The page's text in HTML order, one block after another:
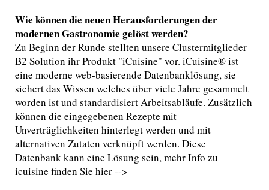
Wie können die neuen Herausforderungen der
modernen Gastronomie gelöst werden?
Zu Beginn der Runde stellten unsere Clustermitglieder
B2 Solution ihr Produkt "iCuisine" vor. iCuisine® ist
eine moderne web-basierende Datenbanklösung, sie
sichert das Wissen welches über viele Jahre gesammelt
worden ist und standardisiert Arbeitsabläufe. Zusätzlich
können die eingegebenen Rezepte mit
Unverträglichkeiten hinterlegt werden und mit
alternativen Zutaten verknüpft werden. Diese
Datenbank kann eine Lösung sein, mehr Info zu
icuisine finden Sie hier -->